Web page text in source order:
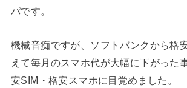
パです。
機械音痴ですが、ソフトバンクから格
えて毎月のスマホ代が大幅に下がった
安SIM・格安スマホに目覚めました。